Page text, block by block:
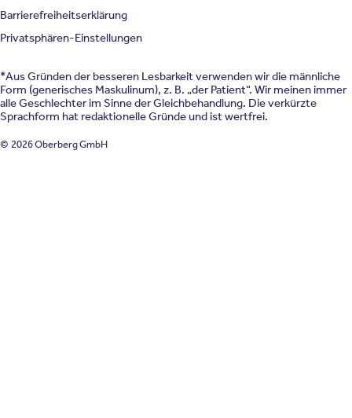
Barrierefreiheitserklärung
Privatsphären-Einstellungen
*Aus Gründen der besseren Lesbarkeit verwenden wir die männliche
Form (generisches Maskulinum), z. B. „der Patient“. Wir meinen immer
alle Geschlechter im Sinne der Gleichbehandlung. Die verkürzte
Sprachform hat redaktionelle Gründe und ist wertfrei.
© 2026 Oberberg GmbH